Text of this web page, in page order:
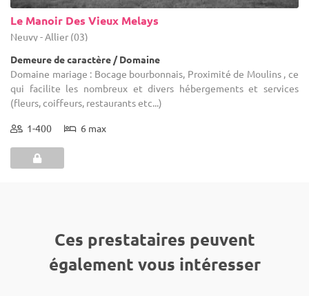
Le Manoir Des Vieux Melays
Neuvy - Allier (03)
Demeure de caractère / Domaine
Domaine mariage : Bocage bourbonnais, Proximité de Moulins , ce
qui facilite les nombreux et divers hébergements et services
(fleurs, coiffeurs, restaurants etc...)
1-400 6 max
Ces prestataires peuvent
également vous intéresser